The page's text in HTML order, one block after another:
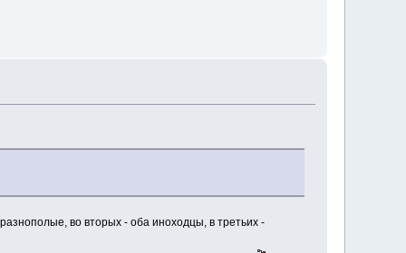
во вторыx - оба иноxодцы, в третьиx -